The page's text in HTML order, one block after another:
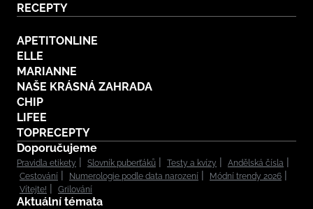
RECEPTY
APETITONLINE
ELLE
MARIANNE
NAŠE KRÁSNÁ ZAHRADA
CHIP
LIFEE
TOPRECEPTY
Doporučujeme
Pravidla etikety Slovník puberťáků Testy a kvízy
Andělská čísla
Cestování
Numerologie podle data narození
Módní trendy 2026
Vítejte!
Grilování
Aktuální témata